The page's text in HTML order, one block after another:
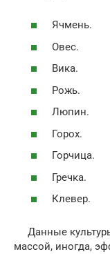
Ячмень.
Овес.
Вика.
Рожь.
Люпин.
Горох.
Горчица.
Гречка.
Клевер.
Данные
массой, иногда,